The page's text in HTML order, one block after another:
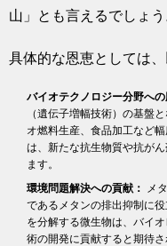
山」とも言えるでしょう
具体的な恩恵としては
バイオテクノロジー分野への
（遺伝子増幅技術）の基盤
オ燃料生産、食品加工など
は、新たな抗生物質や抗が
ます。
環境問題解決への貢献：
メ
であるメタンの排出抑制に
を分解する微生物は、バイ
術の開発に貢献すると期待さ